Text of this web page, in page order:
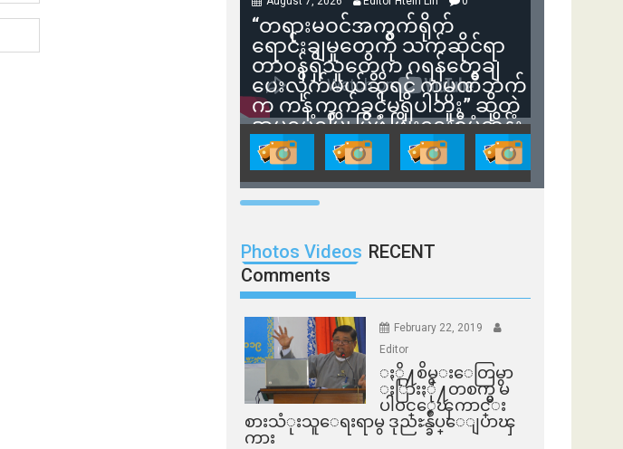
“တရားမဝင်အကွက်ရိုက်
ရောင်းချမှုတွေကို သက်ဆိုင်ရာ
တာဝန်ရှိသူတွေက ဂရန်တွေချ
ပေးလိုက်မယ်ဆိုရင် ကုမ္ပဏီဘက်
က ကန့်ကွက်ခွင့်မရှိပါဘူး” ဆိုတဲ့
အမရပူရမြို့ပြဖွံ့ဖြိုးရေးစီမံကိန်း
ဒါရိုက်တာ ဦးဇော်ရဲဝင်းနဲ့ တွေ့ဆုံ
ခြင်း
Photos Videos RECENT
Comments
February 22, 2019
Editor
ႏို႔စိမ္းေတြမွာ
ႏြားႏို႔တစက္မွ မ
ပါဝင္ေၾကာင္း
စားသံုးသူေရးရာမွ ဒုညႊန္ခ်ဳပ္ေျပာၾ
ကား